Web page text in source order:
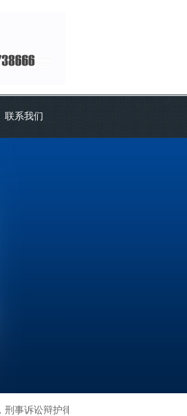
联系我们
诉讼辩护律师，功底扎实，业务精湛，